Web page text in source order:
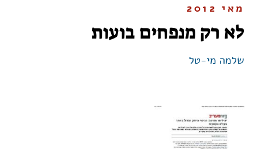
מאי 2012
לא רק מנפחים בועות
שלמה מי-טל